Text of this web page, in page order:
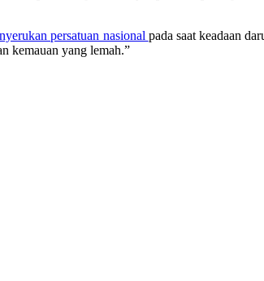
persatuan nasional pada saat keadaan
kemauan yang lemah.”